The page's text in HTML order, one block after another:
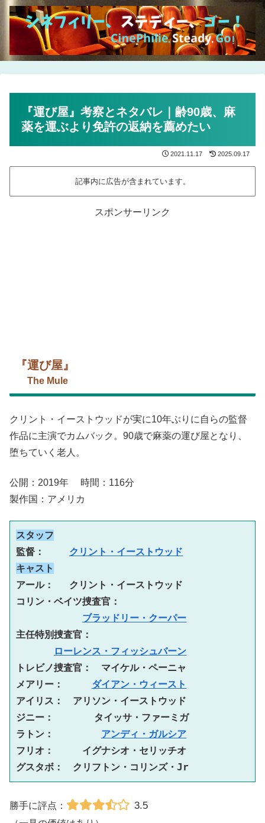
『運び屋』考察とネタバレ｜齢90歳、麻
薬を運ぶより免許の返納を薦めたい
2021.11.17 2025.09.17
記事内に広告が含まれています。
スポンサーリンク
『運び屋』
The Mule
クリント・イーストウッドが実に10年ぶりに自らの監督
作品に主演でカムバック。90歳で麻薬の運び屋となり、
堕ちていく老人。
公開：2019年 時間：116分
製作国：アメリカ
スタッフ
監督： クリント・イーストウッド
キャスト
アール：　 クリント・イーストウッド
コリン・ベイツ捜査官：
ブラッドリー・クーパー
主任特別捜査官：
ローレンス・フィッシュバーン
トレビノ捜査官：　マイケル・ペーニャ
メアリー： ダイアン・ウィースト
アイリス：　アリソン・イーストウッド
ジニー：　 　　 タイッサ・ファーミガ
ラトン： アンディ・ガルシア
フリオ：　　　イグナシオ・セリッチオ
グスタボ：　クリフトン・コリンズ・Jr
勝手に評点： 3.5